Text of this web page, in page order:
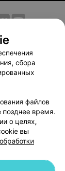
рекламы
договор
оплаты
сбора
файлов
позднее время.
о целях,
вы